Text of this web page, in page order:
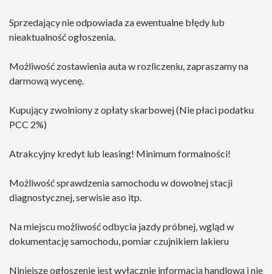
Sprzedający nie odpowiada za ewentualne błędy lub
nieaktualność ogłoszenia.
Możliwość zostawienia auta w rozliczeniu, zapraszamy na
darmową wycenę.
Kupujący zwolniony z opłaty skarbowej (Nie płaci podatku
PCC 2%)
Atrakcyjny kredyt lub leasing! Minimum formalności!
Możliwość sprawdzenia samochodu w dowolnej stacji
diagnostycznej, serwisie aso itp.
Na miejscu możliwość odbycia jazdy próbnej, wgląd w
dokumentację samochodu, pomiar czujnikiem lakieru
Niniejsze ogłoszenie jest wyłącznie informacją handlową i nie